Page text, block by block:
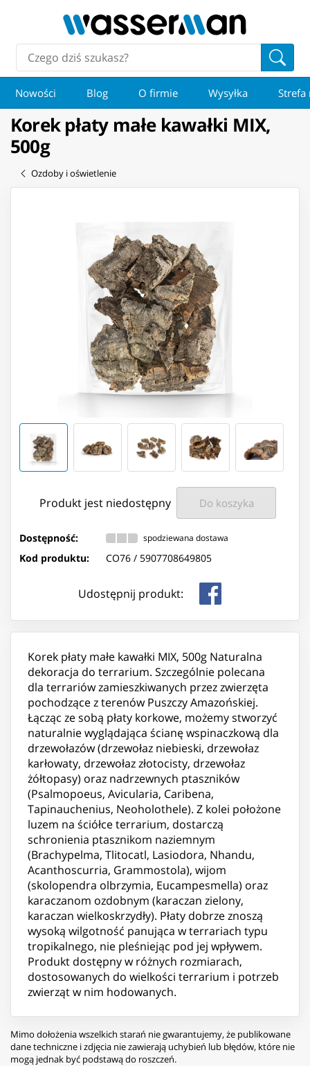
Nowości Blog O firmie Wysyłka Strefa
Korek płaty małe kawałki MIX,
500g
Ozdoby i oświetlenie
Produkt jest niedostępny Do koszyka
Dostępność: spodziewana dostawa
Kod produktu: CO76 / 5907708649805
Udostępnij produkt:
Korek płaty małe kawałki MIX, 500g Naturalna
dekoracja do terrarium. Szczególnie polecana
dla terrariów zamieszkiwanych przez zwierzęta
pochodzące z terenów Puszczy Amazońskiej.
Łącząc ze sobą płaty korkowe, możemy stworzyć
naturalnie wyglądająca ścianę wspinaczkową dla
drzewołazów (drzewołaz niebieski, drzewołaz
karłowaty, drzewołaz złotocisty, drzewołaz
żółtopasy) oraz nadrzewnych ptaszników
(Psalmopoeus, Avicularia, Caribena,
Tapinauchenius, Neoholothele). Z kolei położone
luzem na ściółce terrarium, dostarczą
schronienia ptasznikom naziemnym
(Brachypelma, Tlitocatl, Lasiodora, Nhandu,
Acanthoscurria, Grammostola), wijom
(skolopendra olbrzymia, Eucampesmella) oraz
karaczanom ozdobnym (karaczan zielony,
karaczan wielkoskrzydły). Płaty dobrze znoszą
wysoką wilgotność panująca w terrariach typu
tropikalnego, nie pleśniejąc pod jej wpływem.
Produkt dostępny w różnych rozmiarach,
dostosowanych do wielkości terrarium i potrzeb
zwierząt w nim hodowanych.
Mimo dołożenia wszelkich starań nie gwarantujemy, że publikowane
dane techniczne i zdjęcia nie zawierają uchybień lub błędów, które nie
mogą jednak być podstawą do roszczeń.